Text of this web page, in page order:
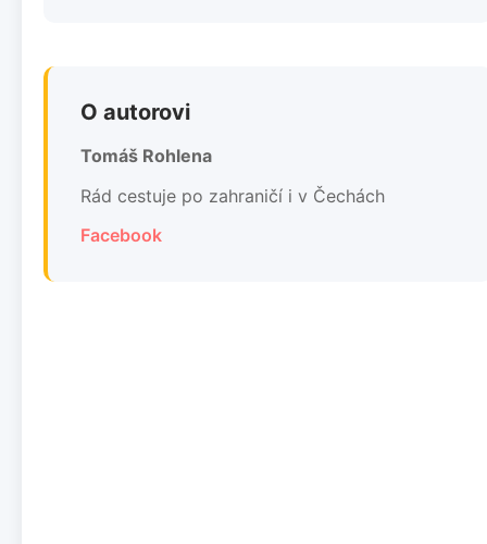
O autorovi
Tomáš Rohlena
Rád cestuje po zahraničí i v Čechách
Facebook